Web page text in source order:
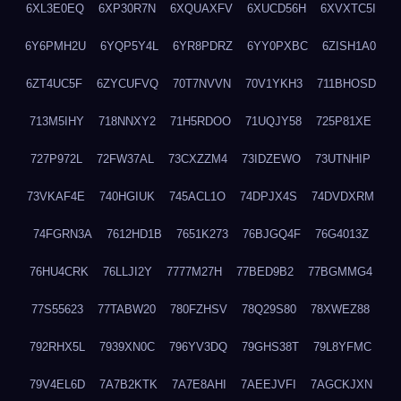
6XL3E0EQ 6XP30R7N 6XQUAXFV 6XUCD56H 6XVXTC5I
6Y6PMH2U 6YQP5Y4L 6YR8PDRZ 6YY0PXBC 6ZISH1A0
6ZT4UC5F 6ZYCUFVQ 70T7NVVN 70V1YKH3 711BHOSD
713M5IHY 718NNXY2 71H5RDOO 71UQJY58 725P81XE
727P972L 72FW37AL 73CXZZM4 73IDZEWO 73UTNHIP
73VKAF4E 740HGIUK 745ACL1O 74DPJX4S 74DVDXRM
74FGRN3A 7612HD1B 7651K273 76BJGQ4F 76G4013Z
76HU4CRK 76LLJI2Y 7777M27H 77BED9B2 77BGMMG4
77S55623 77TABW20 780FZHSV 78Q29S80 78XWEZ88
792RHX5L 7939XN0C 796YV3DQ 79GHS38T 79L8YFMC
79V4EL6D 7A7B2KTK 7A7E8AHI 7AEEJVFI 7AGCKJXN